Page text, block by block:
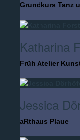
Grundkurs Tanz
Katharina
Früh Atelier
Jessica
aRthaus Plaue